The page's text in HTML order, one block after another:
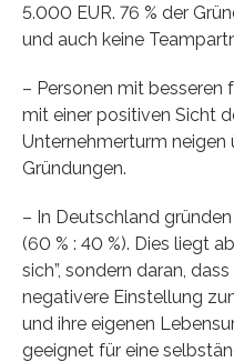
5.000 EUR. 76 % der
und auch keine
– Personen mit
mit einer positiven Sicht
Unternehmerturm
Gründungen.
– In Deutschland
(60 % : 40 %). Dies liegt
sich”, sondern daran,
negativere Einstellung
und ihre eigenen
geeignet für eine